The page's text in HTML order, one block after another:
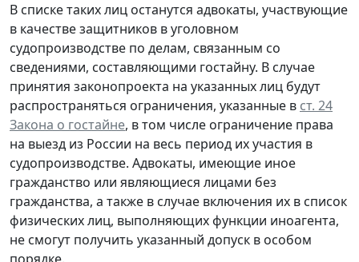
В списке таких лиц останутся адвокаты, участвующие
в качестве защитников в уголовном
судопроизводстве по делам, связанным со
сведениями, составляющими гостайну. В случае
принятия законопроекта на указанных лиц будут
распространяться ограничения, указанные в ст. 24
Закона о гостайне, в том числе ограничение права
на выезд из России на весь период их участия в
судопроизводстве. Адвокаты, имеющие иное
гражданство или являющиеся лицами без
гражданства, а также в случае включения их в список
физических лиц, выполняющих функции иноагента,
не смогут получить указанный допуск в особом